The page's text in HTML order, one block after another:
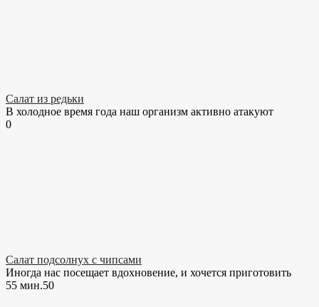
Салат из редьки
В холодное время года наш организм активно атакуют
0
Салат подсолнух с чипсами
Иногда нас посещает вдохновение, и хочется приготовить
55 мин.50